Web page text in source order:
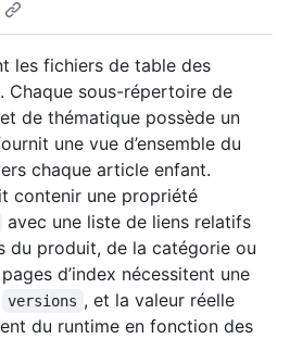
les fichiers de table des
Chaque sous-répertoire de
de thématique possède un
une vue d’ensemble du
chaque article enfant.
contenir une propriété
avec une liste de liens relatifs
du produit, de la catégorie ou
d’index nécessitent une
versions , et la valeur réelle
du runtime en fonction des